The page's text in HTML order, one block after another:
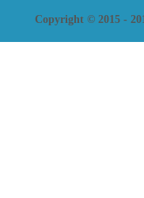
Copyright © 2015 -